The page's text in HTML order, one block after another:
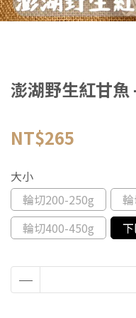
澎湖野生紅甘魚
NT$265
大小
輪切200-250g
輪切400-450g